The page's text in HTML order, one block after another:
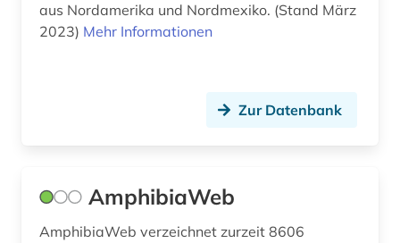
energy (1)
entwicklung (1)
enzyklopädie (14)
aus Nordamerika und Nordmexiko. (Stand März
2023) Mehr Informationen
Zur Datenbank
AmphibiaWeb
AmphibiaWeb verzeichnet zurzeit 8606